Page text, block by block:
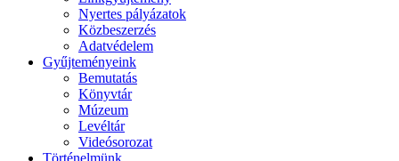
Nyertes pályázatok
Közbeszerzés
Adatvédelem
Gyűjteményeink
Bemutatás
Könyvtár
Múzeum
Levéltár
Videósorozat
Történelmünk